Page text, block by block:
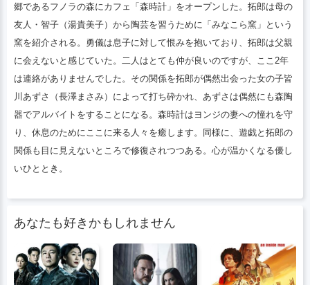
父親を見るのが恥ずかしいと感じていた。
二人はとても仲が良いのですが、ここ2年
は連絡がありませんでした。そんな関係が
拓郎が偶然出会った少女・皆川あずさ（長
澤まさみ）と出会う。
郷であるフノラの森にカフェ「森時計」をオープンした。拓郎は母の
友人・智子（湯貴美子）から陶芸を習うために「みなこら窯」という
窯を紹介される。勇儀は息子に対して恨みを抱いており、拓郎は父親
に会えないと感じていた。二人はとても仲が良いのですが、ここ2年
は連絡がありませんでした。その関係を拓郎が偶然出会った女の子皆
川あずさ（長澤まさみ）によって打ち砕かれ、あずさは偶然にも森陶
器でアルバイトをすることになる。森時計はヨンジの妻への憧れを守
り、休息のためにここに来る人々を癒します。同様に、遊戯と拓郎の
関係も目に見えないところで修復されつつある。心が温かくなる優し
いひととき。
あなたも好きかもしれません